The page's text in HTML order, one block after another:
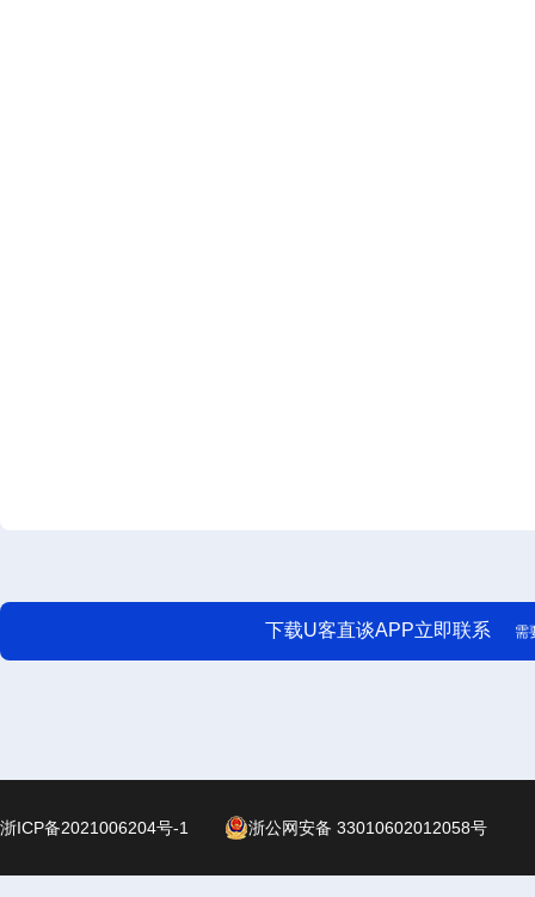
下载U客直谈APP立即联系 需
浙ICP备2021006204号-1 浙公网安备 33010602012058号